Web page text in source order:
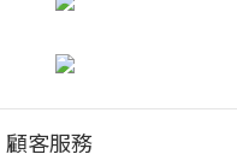
顧客服務